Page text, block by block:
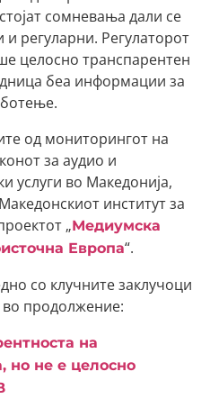
сомневања дали се
регуларни. Регулаторот
целосно транспарентен
беа информации за
од мониторингот на
за аудио и
услуги во Македонија,
институт за
„Медиумска
Европа“.
со клучните заклучоци
продолжение:
на
но не е целосно